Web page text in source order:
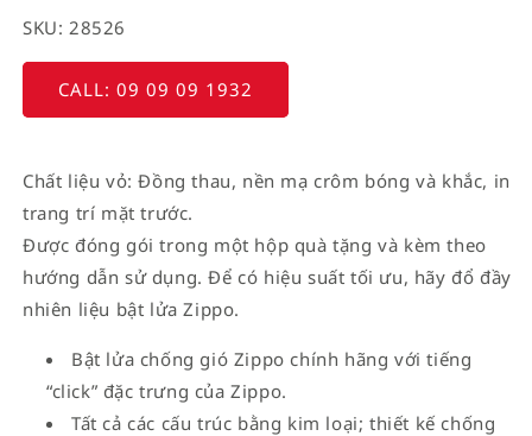
SKU: 28526
CALL: 09 09 09 1932
Chất liệu vỏ: Đồng thau, nền mạ crôm bóng và khắc, in
trang trí mặt trước.
Được đóng gói trong một hộp quà tặng và kèm theo
hướng dẫn sử dụng. Để có hiệu suất tối ưu, hãy đổ đầy
nhiên liệu bật lửa Zippo.
Bật lửa chống gió Zippo chính hãng với tiếng
“click” đặc trưng của Zippo.
Tất cả các cấu trúc bằng kim loại; thiết kế chống